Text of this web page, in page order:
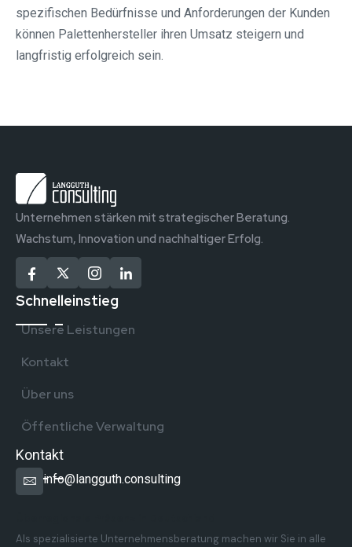
spezifischen Bedürfnisse und Anforderungen der Kunden
können Palettenhersteller ihren Umsatz steigern und
langfristig erfolgreich sein.
Unternehmen stärken mit strategischer Beratung.
Wachstum, Innovation und nachhaltiger Erfolg.
Schnelleinstieg
Unsere Leistungen
Kontakt
Über uns
Öffentliche Verwaltung
Kontakt
info@langguth.consulting
Als spezialisierte Unternehmensberatung machen wir Sie in alle